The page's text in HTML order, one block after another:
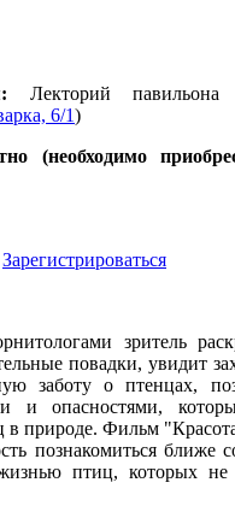
Лекторий павильона
6/1)
(необходимо
Зарегистрироваться
зритель
повадки, увидит
заботу о птенцах,
и опасностями,
в природе. Фильм
познакомиться ближе
птиц, которых не